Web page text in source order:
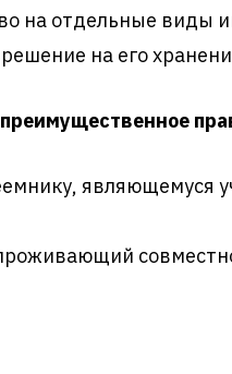
на отдельные
на его
являющемуся